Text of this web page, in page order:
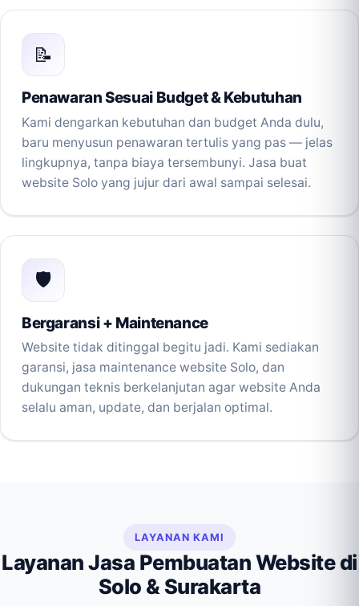
📝
Penawaran Sesuai Budget & Kebutuhan
Kami dengarkan kebutuhan dan budget Anda dulu,
baru menyusun penawaran tertulis yang pas — jelas
lingkupnya, tanpa biaya tersembunyi. Jasa buat
website Solo yang jujur dari awal sampai selesai.
🛡️
Bergaransi + Maintenance
Website tidak ditinggal begitu jadi. Kami sediakan
garansi, jasa maintenance website Solo, dan
dukungan teknis berkelanjutan agar website Anda
selalu aman, update, dan berjalan optimal.
LAYANAN KAMI
Layanan Jasa Pembuatan Website di
Solo & Surakarta